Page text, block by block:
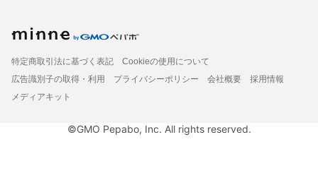
特定商取引法に基づく表記
Cookieの使用について
広告識別子の取得・利用
プライバシーポリシー 会社概要
採用情報
メディアキット
©GMO Pepabo, Inc. All rights reserved.